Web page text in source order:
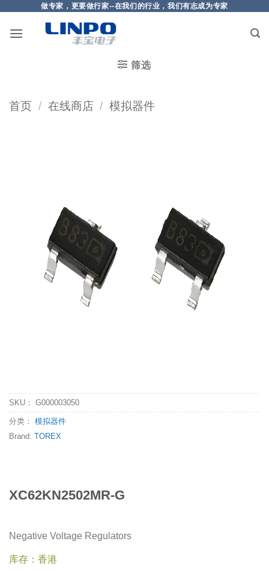
做专家，更要做行家--在我们的行业，我们有志成为专家
筛选
首页 / 在线商店 / 模拟器件
SKU： G000003050
分类： 模拟器件
Brand: TOREX
XC62KN2502MR-G
Negative Voltage Regulators
库存：香港